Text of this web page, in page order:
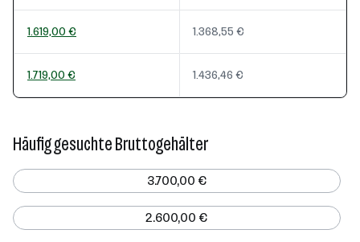
1.619,00 € 1.368,55 €
1.719,00 € 1.436,46 €
Häufig gesuchte Bruttogehälter
3.700,00 €
2.600,00 €